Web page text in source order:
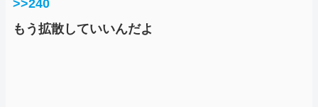
>>240
もう拡散していいんだよ